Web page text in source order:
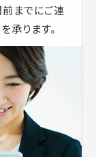
までにご連
承ります。